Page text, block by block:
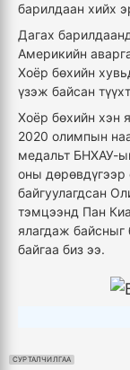
барилдаан хийх
Дагах
Америкийн
Хоёр бөхийн
үзэж байсан
Хоёр бөхийн хэн
2020 олимпын
медальт БНХАУ-
оны дөрөвдүгээр
байгуулагдсан
тэмцээнд Пан
ялагдаж байсныг
байгаа биз ээ.
СУРТАЛЧИЛГАА